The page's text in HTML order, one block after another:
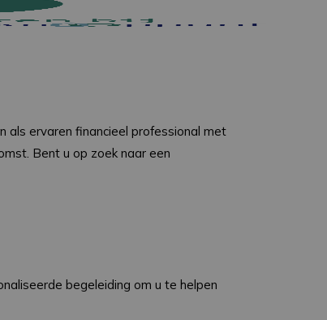
als ervaren financieel professional met
Bent u op zoek naar een
begeleiding om u te helpen